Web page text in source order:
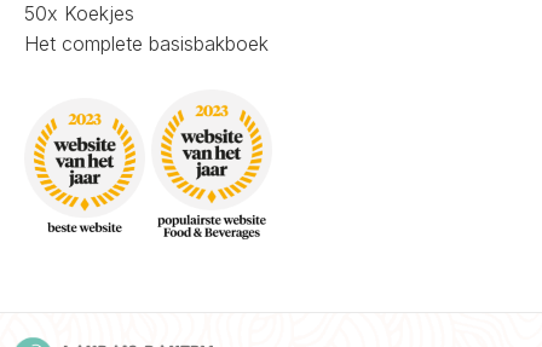
50x Koekjes
Het complete basisbakboek